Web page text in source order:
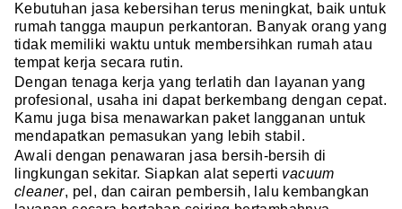
Kebutuhan jasa kebersihan terus meningkat, baik untuk
rumah tangga maupun perkantoran. Banyak orang yang
tidak memiliki waktu untuk membersihkan rumah atau
tempat kerja secara rutin.
Dengan tenaga kerja yang terlatih dan layanan yang
profesional, usaha ini dapat berkembang dengan cepat.
Kamu juga bisa menawarkan paket langganan untuk
mendapatkan pemasukan yang lebih stabil.
Awali dengan penawaran jasa bersih-bersih di
lingkungan sekitar. Siapkan alat seperti vacuum
cleaner, pel, dan cairan pembersih, lalu kembangkan